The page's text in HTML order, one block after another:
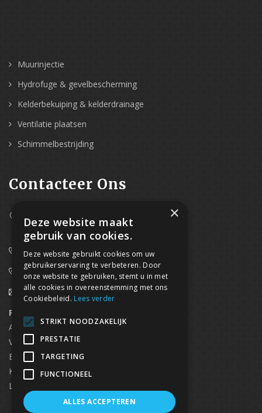
Muurinjectie
Hydrofuge & gevelbescherming
Kelderbekuiping & kelderdrainage
Ventilatie plaatsen
Schimmelbestrijding
Contacteer Ons
Westpoort 37B,
2070 Zwijndrecht
0800/61 667 (24/7 bereikbaar)
03/369.60.29
info@waterdicht-vochtbestrijding.be
Regionaal contact
Antwerpen
03/369.60.29
Vlaams Brabant & Brussel
Brugge
Kortrijk
Limburg
×
Deze website maakt
gebruik van cookies.
Deze website gebruikt cookies om uw
gebruikerservaring te verbeteren. Door
onze website te gebruiken, stemt u in met
alle cookies in overeenstemming met ons
Cookiebeleid. Lees verder
STRIKT NOODZAKELIJK
PRESTATIE
TARGETING
FUNCTIONEEL
ALLES ACCEPTEREN